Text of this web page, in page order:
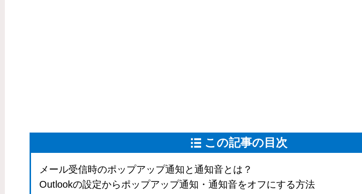
この記事の目次
メール受信時のポップアップ通知と通知音とは？
Outlookの設定からポップアップ通知・通知音をオフにする方法